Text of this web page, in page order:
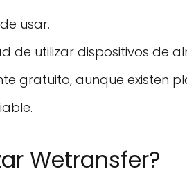
usar.
de utilizar dispositivos de
gratuito, aunque existen
Wetransfer?